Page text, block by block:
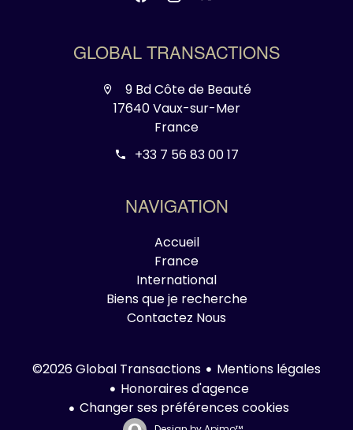
GLOBAL TRANSACTIONS
9 Bd Côte de Beauté
17640 Vaux-sur-Mer
France
+33 7 56 83 00 17
NAVIGATION
Accueil
France
International
Biens que je recherche
Contactez Nous
©2026 Global Transactions
Mentions légales
Honoraires d'agence
Changer ses préférences cookies